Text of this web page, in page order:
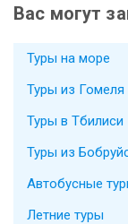
Вас могут
Туры на море
Туры из Гомеля
Туры в Тбилиси
Туры из
Автобусные
Летние туры